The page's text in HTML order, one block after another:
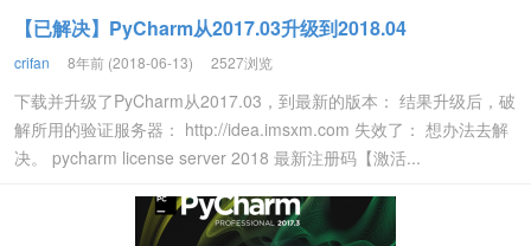
【已解决】PyCharm从2017.03升级到2018.04
crifan 8年前 (2018-06-13) 2527浏览
下载并升级了PyCharm从2017.03，到最新的版本： 结果升级后，破
解所用的验证服务器： http://idea.imsxm.com 失效了： 想办法去解
决。 pycharm license server 2018 最新注册码【激活...